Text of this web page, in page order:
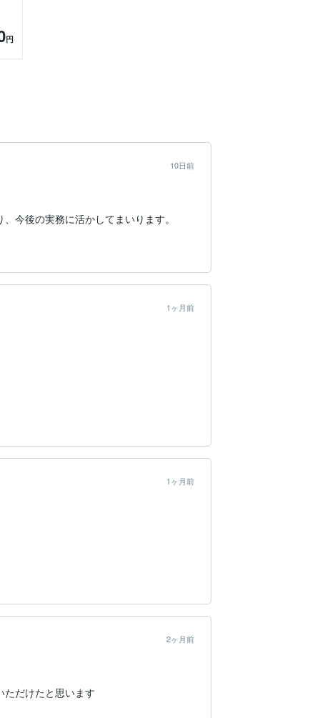
円
10日前
今後の実務に活かしてまいります。
1ヶ月前
1ヶ月前
2ヶ月前
ただけたと思います